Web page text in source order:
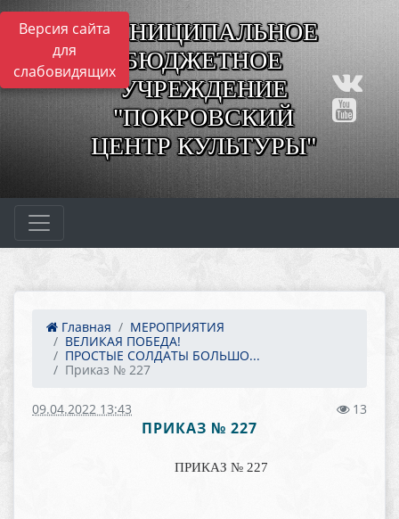
Версия сайта
для
слабовидящих
МУНИЦИПАЛЬНОЕ
БЮДЖЕТНОЕ
УЧРЕЖДЕНИЕ
"ПОКРОВСКИЙ
ЦЕНТР КУЛЬТУРЫ"
Главная
МЕРОПРИЯТИЯ
ВЕЛИКАЯ ПОБЕДА!
ПРОСТЫЕ СОЛДАТЫ БОЛЬШО...
Приказ № 227
09.04.2022 13:43 13
ПРИКАЗ № 227
ПРИКАЗ № 227